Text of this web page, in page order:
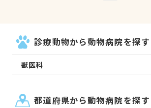
診療動物から動物病院を探す
獣医科
都道府県から動物病院を探す